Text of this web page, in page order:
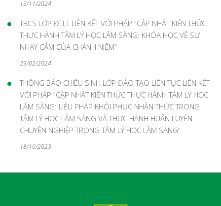
13/11/2024
TBCS LỚP ĐTLT LIÊN KẾT VỚI PHÁP “CẬP NHẬT KIẾN THỨC
THỰC HÀNH TÂM LÝ HỌC LÂM SÀNG: KHÓA HỌC VỀ SỰ
NHẠY CẢM CỦA CHÁNH NIỆM"
29/02/2024
THÔNG BÁO CHIÊU SINH LỚP ĐÀO TẠO LIÊN TỤC LIÊN KẾT
VỚI PHÁP “CẬP NHẬT KIẾN THỨC THỰC HÀNH TÂM LÝ HỌC
LÂM SÀNG: LIỆU PHÁP KHÔI PHỤC NHẬN THỨC TRONG
TÂM LÝ HỌC LÂM SÀNG VÀ THỰC HÀNH HUẤN LUYỆN
CHUYÊN NGHIỆP TRONG TÂM LÝ HỌC LÂM SÀNG"
18/10/2023